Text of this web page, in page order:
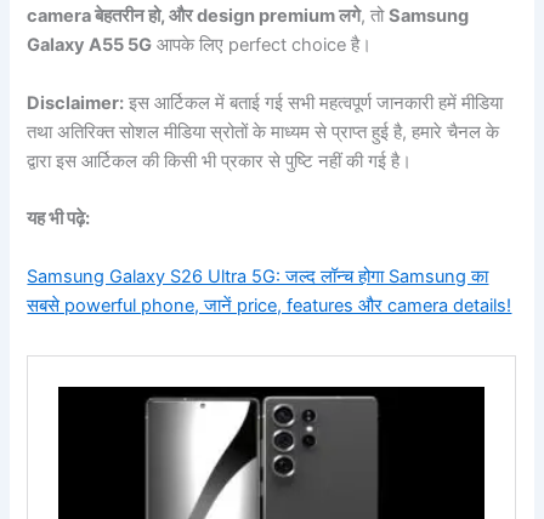
camera बेहतरीन हो, और design premium लगे, तोSamsung
Galaxy A55 5G आपके लिए perfect choice है।
Disclaimer: इस आर्टिकल में बताई गई सभी महत्वपूर्ण जानकारी हमें मीडिया
तथा अतिरिक्त सोशल मीडिया स्रोतों के माध्यम से प्राप्त हुई है, हमारे चैनल के
द्वारा इस आर्टिकल की किसी भी प्रकार से पुष्टि नहीं की गई है।
यह भी पढ़े:
Samsung Galaxy S26 Ultra 5G: जल्द लॉन्च होगा Samsung का
सबसे powerful phone, जानें price, features और camera details!